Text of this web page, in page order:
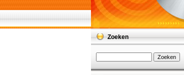
Zoeken